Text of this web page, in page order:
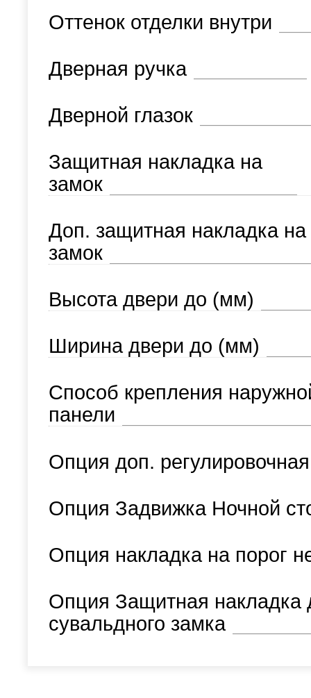
Оттенок отделки внутри
Дверная ручка
Дверной глазок
Защитная накладка на
замок
Доп. защитная накладка на
замок
Высота двери до (мм)
Ширина двери до (мм)
Способ крепления
панели
Опция доп.
Опция Задвижка Ночной
Опция накладка на порог
Опция Защитная накладка
сувальдного замка